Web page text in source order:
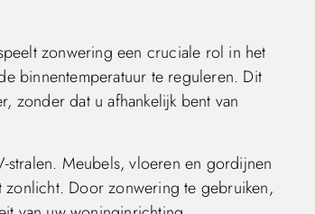
zonwering een cruciale rol in het
binnentemperatuur te reguleren. Dit
zonder dat u afhankelijk bent van
stralen. Meubels, vloeren en gordijnen
Door zonwering te gebruiken,